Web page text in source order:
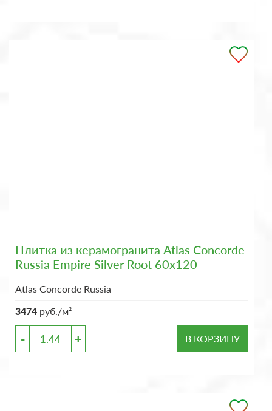
Плитка из керамогранита Atlas Concorde
Russia Empire Silver Root 60x120
Atlas Concorde Russia
3474 руб./м²
- + В КОРЗИНУ